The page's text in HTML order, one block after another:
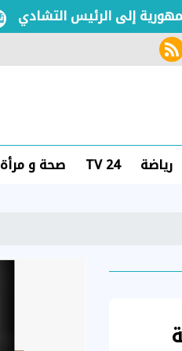
إلى الرئيس التشادي
rss feed
رياضة TV 24 صحة و مرأة